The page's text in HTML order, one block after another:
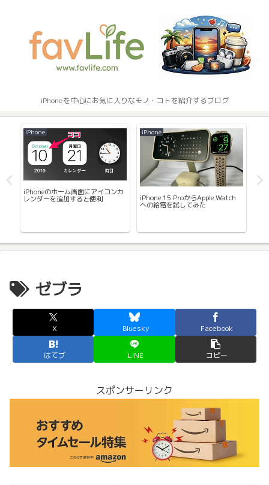
iPhoneを中心にお気に入りなモノ・コトを紹介するブログ
iPhone
iPhoneのホーム画面にアイコンカ
レンダーを追加すると便利
iPhone
iPhone 15 ProからApple Watch
への給電を試してみた
ゼブラ
X Bluesky Facebook
はてブ LINE コピー
スポンサーリンク